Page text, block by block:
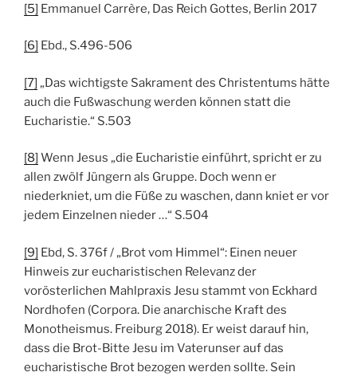
[5] Emmanuel Carrère, Das Reich Gottes, Berlin 2017
[6] Ebd., S.496-506
[7] „Das wichtigste Sakrament des Christentums hätte
auch die Fußwaschung werden können statt die
Eucharistie.“ S.503
[8] Wenn Jesus „die Eucharistie einführt, spricht er zu
allen zwölf Jüngern als Gruppe. Doch wenn er
niederkniet, um die Füße zu waschen, dann kniet er vor
jedem Einzelnen nieder …“ S.504
[9] Ebd, S. 376f / „Brot vom Himmel“: Einen neuer
Hinweis zur eucharistischen Relevanz der
vorösterlichen Mahlpraxis Jesu stammt von Eckhard
Nordhofen (Corpora. Die anarchische Kraft des
Monotheismus. Freiburg 2018). Er weist darauf hin,
dass die Brot-Bitte Jesu im Vaterunser auf das
eucharistische Brot bezogen werden sollte. Sein